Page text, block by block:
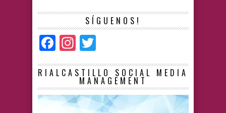
SÍGUENOS!
Facebook
Instagram
RIALCASTILLO SOCIAL MEDIA
MANAGEMENT